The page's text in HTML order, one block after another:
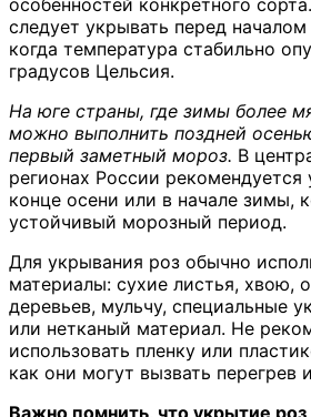
особенностей конкретного
следует укрывать перед
когда температура стабильно
градусов Цельсия.
На юге страны, где зимы более
можно выполнить поздней
первый заметный мороз. В
регионах России
конце осени или в начале зимы,
устойчивый морозный период.
Для укрывания роз обычно
материалы: сухие листья, хвою,
деревьев, мульчу, специальные
или нетканый материал. Не
использовать пленку или
как они могут вызвать перегрев